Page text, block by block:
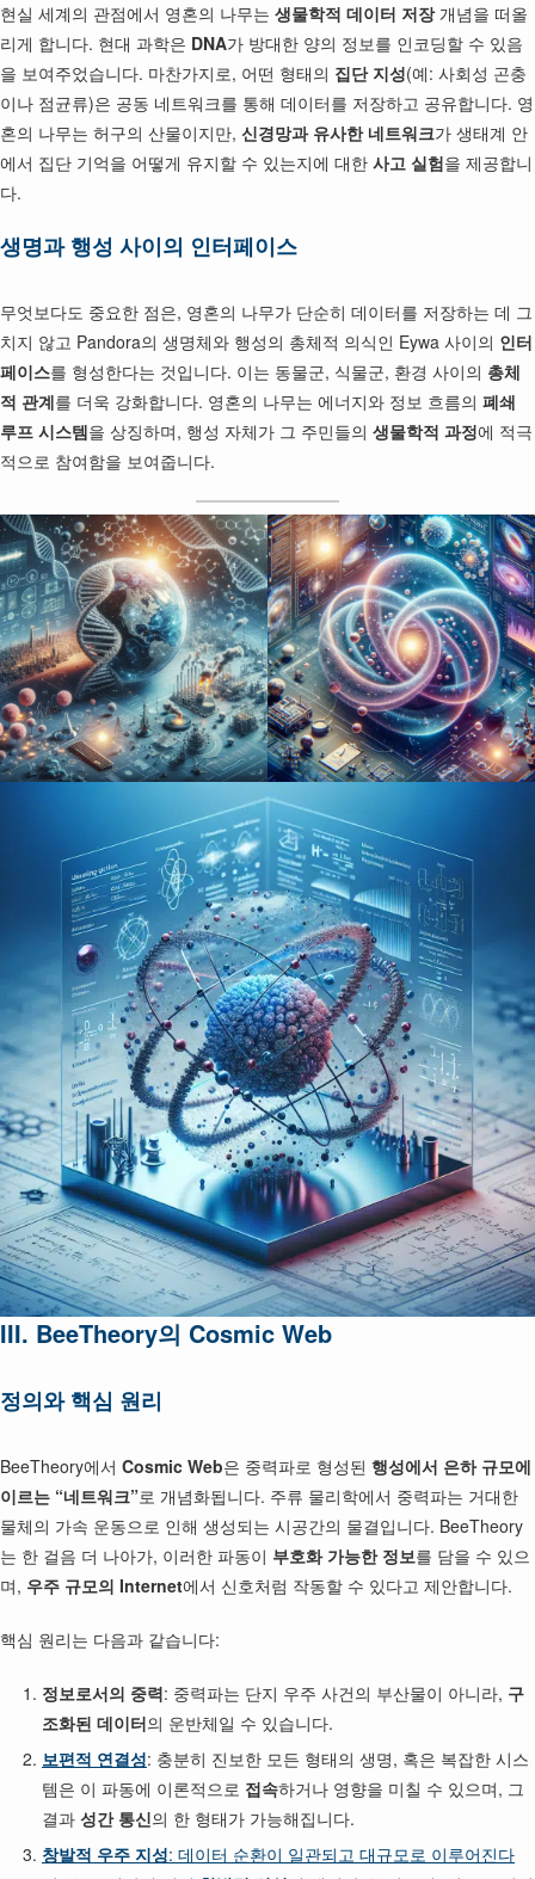
현실 세계의 관점에서 영혼의 나무는 생물학적 데이터 저장개념을 떠올
리게 합니다. 현대 과학은 DNA가 방대한 양의 정보를 인코딩할 수 있음
을 보여주었습니다. 마찬가지로, 어떤 형태의 집단 지성(예: 사회성 곤충
이나 점균류)은 공동 네트워크를 통해 데이터를 저장하고 공유합니다. 영
혼의 나무는 허구의 산물이지만, 신경망과 유사한 네트워크가 생태계 안
에서 집단 기억을 어떻게 유지할 수 있는지에 대한 사고 실험을 제공합니
다.
생명과 행성 사이의 인터페이스
무엇보다도 중요한 점은, 영혼의 나무가 단순히 데이터를 저장하는 데 그
치지 않고 Pandora의 생명체와 행성의 총체적 의식인 Eywa 사이의 인터
페이스를 형성한다는 것입니다. 이는 동물군, 식물군, 환경 사이의 총체
적 관계를 더욱 강화합니다. 영혼의 나무는 에너지와 정보 흐름의 폐쇄
루프 시스템을 상징하며, 행성 자체가 그 주민들의 생물학적 과정에 적극
적으로 참여함을 보여줍니다.
III. BeeTheory의 Cosmic Web
정의와 핵심 원리
BeeTheory에서 Cosmic Web은 중력파로 형성된 행성에서 은하 규모에
이르는 “네트워크”로 개념화됩니다. 주류 물리학에서 중력파는 거대한
물체의 가속 운동으로 인해 생성되는 시공간의 물결입니다. BeeTheory
는 한 걸음 더 나아가, 이러한 파동이 부호화 가능한 정보를 담을 수 있으
며, 우주 규모의 Internet에서 신호처럼 작동할 수 있다고 제안합니다.
핵심 원리는 다음과 같습니다:
정보로서의 중력: 중력파는 단지 우주 사건의 부산물이 아니라, 구
조화된 데이터의 운반체일 수 있습니다.
보편적 연결성: 충분히 진보한 모든 형태의 생명, 혹은 복잡한 시스
템은 이 파동에 이론적으로 접속하거나 영향을 미칠 수 있으며, 그
결과 성간 통신의 한 형태가 가능해집니다.
창발적 우주 지성: 데이터 순환이 일관되고 대규모로 이루어진다